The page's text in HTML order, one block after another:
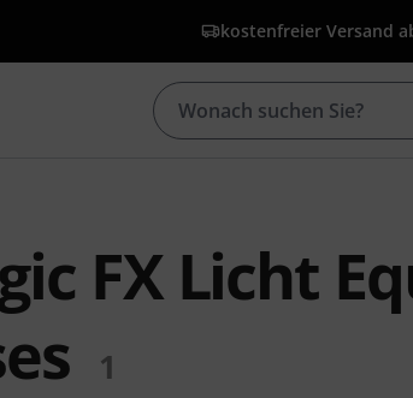
kostenfreier Versand
FX Licht
1